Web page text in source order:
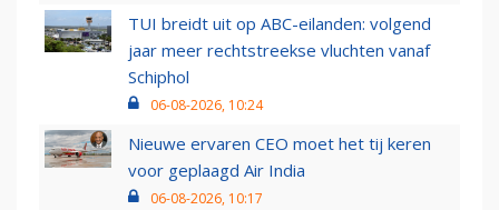
TUI breidt uit op ABC-eilanden: volgend
jaar meer rechtstreekse vluchten vanaf
Schiphol
06-08-2026, 10:24
Nieuwe ervaren CEO moet het tij keren
voor geplaagd Air India
06-08-2026, 10:17